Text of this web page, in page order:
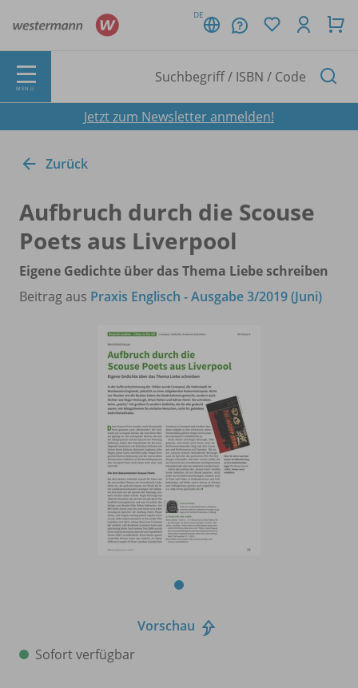
DE
MENÜ
Jetzt zum Newsletter anmelden!
Zurück
Aufbruch durch die Scouse
Poets aus Liverpool
Eigene Gedichte über das Thema Liebe schreiben
Beitrag aus Praxis Englisch - Ausgabe 3/2019 (Juni)
Vorschau
Sofort verfügbar